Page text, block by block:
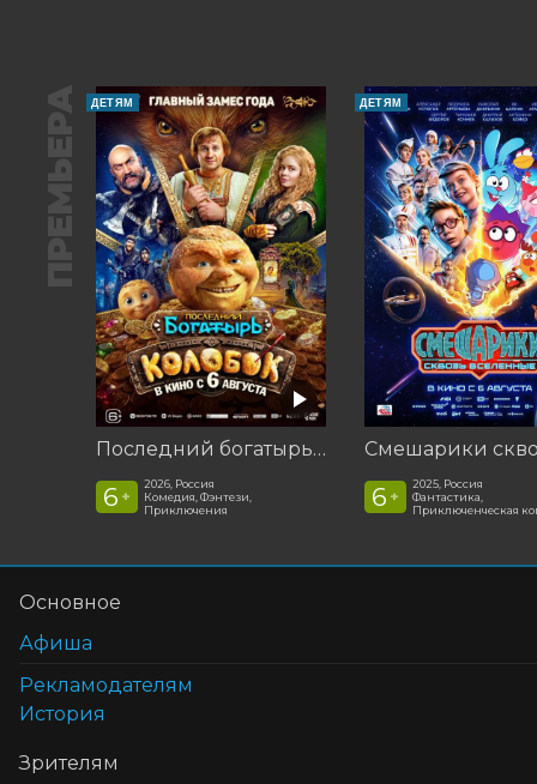
ПРЕМЬЕРА ДЕТЯМ
Последний богатырь. Колобок
6 +
2026, Россия
Комедия, Фэнтези,
Приключения
ДЕТЯМ
6 +
2025, Россия
Фантастика,
Приключенческая
Основное
Афиша
Рекламодателям
История
Зрителям